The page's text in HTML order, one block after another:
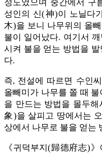
정도였으며 중간에서 구
성인의 신(神)이 노닐다
木)을 보니 나무위의 올
불이 일어났다. 여기서
시켜 불을 얻는 방법을
다.
즉, 전설에 따르면 수인
올빼미가 나무를 쫄 때
을 만드는 방법을 몰두
象)을 살피고 땅에서는
상에서 나무로 불을 얻는
《귀덕부지(歸德府志)